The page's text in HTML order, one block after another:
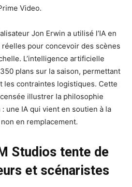
Video.
Jon Erwin a utilisé l’IA en
réelles pour concevoir des scènes
L’intelligence artificielle
plans sur la saison, permettant
les contraintes logistiques. Cette
illustrer la philosophie
une IA qui vient en soutien à la
en remplacement.
Studios tente de
et scénaristes